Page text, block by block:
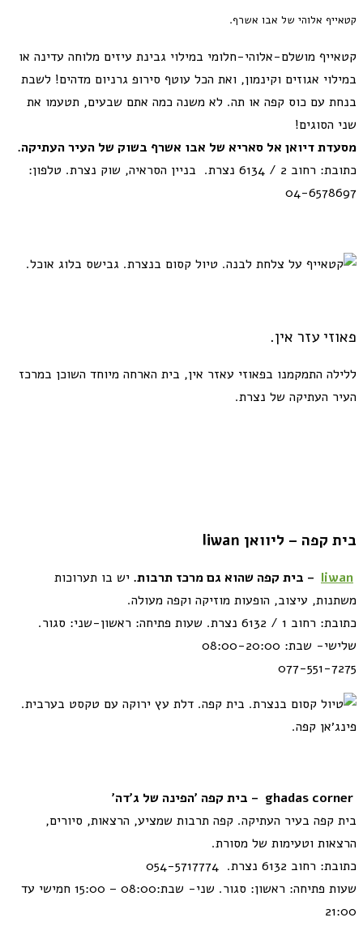
קטאייף אלוהי של אבו אשרף.
קטאייף מושלם-אלוהי-חלומי במילוי גבינת עיזים מלוחה עדינה או
במילוי אגוזים וקינמון, ואת הכל עוטף סירופ גרניום מדהים! לשבת
בנחת עם כוס קפה או תה. לא משנה כמה אתם שבעים, תטעמו את
שני הסוגים!
מסעדת דיואן אל סאריא של אבו אשרף בשוק של העיר העתיקה.
כתובת: רחוב 2 / 6134 נצרת. בניין הסראיה, שוק נצרת.
טלפון:
04-6578697
פאוזי עזר אין.
ללילה התמקמנו בפאוזי עאזר אין, בית הארחה מיוחד השוכן במרכז
העיר העתיקה של נצרת.
בית קפה – ליוואן liwan
liwan – בית קפה שהוא גם מרכז תרבות. יש בו תערוכות
משתנות, עיצוב, הופעות מוזיקה וקפה מעולה.
כתובת: רחוב 1 / 6132 נצרת. שעות פתיחה: ראשון-שני: סגור.
שלישי- שבת: 08:00-20:00
077-551-7275
בית קפה בעיר העתיקה. קפה תרבות שמציע, הרצאות, סיורים,
הרצאות וטעימות של מסורת.
כתובת: רחוב 6132 נצרת. 054-5717774
שעות פתיחה: ראשון: סגור. שני- שבת:08:00 – 15:00 חמישי עד
21:00